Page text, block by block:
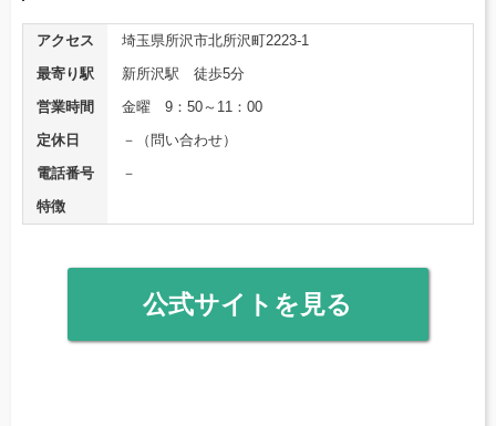
アクセス
埼玉県所沢市北所沢町2223-1
最寄り駅
新所沢駅 徒歩5分
営業時間
金曜 9：50～11：00
定休日
－（問い合わせ）
電話番号
－
特徴
公式サイトを見る